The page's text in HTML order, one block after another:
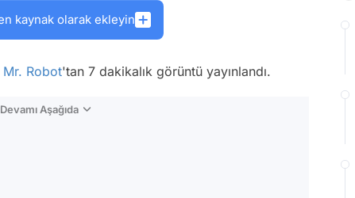
kaynak olarak ekleyin
Mr. Robot'tan 7 dakikalık görüntü yayınlandı.
Aşağıda